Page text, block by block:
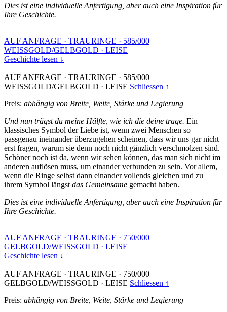
Dies ist eine individuelle Anfertigung, aber auch eine Inspiration für
Ihre Geschichte.
AUF ANFRAGE · TRAURINGE · 585/000
WEISSGOLD/GELBGOLD · LEISE
Geschichte lesen ↓
AUF ANFRAGE · TRAURINGE · 585/000
WEISSGOLD/GELBGOLD · LEISE Schliessen ↑
Preis: abhängig von Breite, Weite, Stärke und Legierung
Und nun trägst du meine Hälfte, wie ich die deine trage. Ein
klassisches Symbol der Liebe ist, wenn zwei Menschen so
passgenau ineinander überzugehen scheinen, dass wir uns gar nicht
erst fragen, warum sie denn noch nicht gänzlich verschmolzen sind.
Schöner noch ist da, wenn wir sehen können, das man sich nicht im
anderen auflösen muss, um einander verbunden zu sein. Vor allem,
wenn die Ringe selbst dann einander vollends gleichen und zu
ihrem Symbol längst das Gemeinsame gemacht haben.
Dies ist eine individuelle Anfertigung, aber auch eine Inspiration für
Ihre Geschichte.
AUF ANFRAGE · TRAURINGE · 750/000
GELBGOLD/WEISSGOLD · LEISE
Geschichte lesen ↓
AUF ANFRAGE · TRAURINGE · 750/000
GELBGOLD/WEISSGOLD · LEISE Schliessen ↑
Preis: abhängig von Breite, Weite, Stärke und Legierung